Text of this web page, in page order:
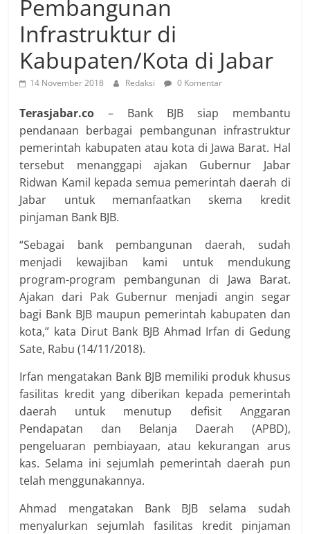
Pembangunan
Infrastruktur di
Kabupaten/Kota di Jabar
14 November 2018 Redaksi 0 Komentar
Terasjabar.co – Bank BJB siap membantu
pendanaan berbagai pembangunan infrastruktur
pemerintah kabupaten atau kota di Jawa Barat. Hal
tersebut menanggapi ajakan Gubernur Jabar
Ridwan Kamil kepada semua pemerintah daerah di
Jabar untuk memanfaatkan skema kredit
pinjaman Bank BJB.
“Sebagai bank pembangunan daerah, sudah
menjadi kewajiban kami untuk mendukung
program-program pembangunan di Jawa Barat.
Ajakan dari Pak Gubernur menjadi angin segar
bagi Bank BJB maupun pemerintah kabupaten dan
kota,” kata Dirut Bank BJB Ahmad Irfan di Gedung
Sate, Rabu (14/11/2018).
Irfan mengatakan Bank BJB memiliki produk khusus
fasilitas kredit yang diberikan kepada pemerintah
daerah untuk menutup defisit Anggaran
Pendapatan dan Belanja Daerah (APBD),
pengeluaran pembiayaan, atau kekurangan arus
kas. Selama ini sejumlah pemerintah daerah pun
telah menggunakannya.
Ahmad mengatakan Bank BJB selama sudah
menyalurkan sejumlah fasilitas kredit pinjaman